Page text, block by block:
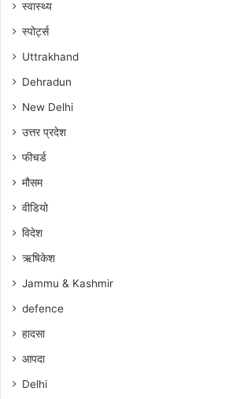
स्वास्थ्य
स्पोर्ट्स
Uttrakhand
Dehradun
New Delhi
उत्तर प्रदेश
फीचर्ड
मौसम
वीडियो
विदेश
ऋषिकेश
Jammu & Kashmir
defence
हादसा
आपदा
Delhi